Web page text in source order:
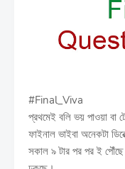
#Final_Viva
প্রথমেই বলি ভয় পাওয়া বা
ফাইনাল ভাইবা অনেকটা
সকাল ৯ টার পর পর ই